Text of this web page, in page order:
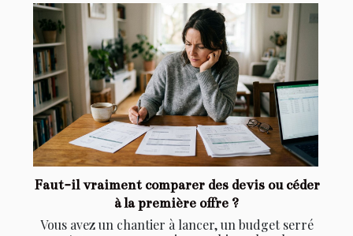
Faut-il vraiment comparer des devis ou céder
à la première offre ?
Vous avez un chantier à lancer, un budget serré